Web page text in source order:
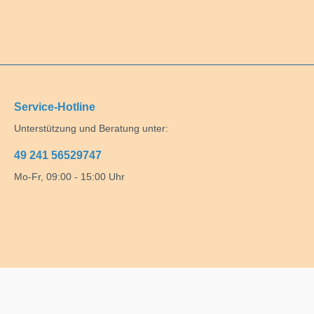
Service-Hotline
Unterstützung und Beratung unter:
49 241 56529747
Mo-Fr, 09:00 - 15:00 Uhr